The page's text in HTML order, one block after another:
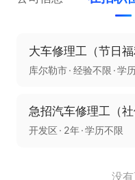
大车修理工（节日福
库尔勒市 经验不限 学
开发区 2年 学历不限
没